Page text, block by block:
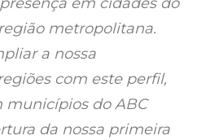
metropolitana.
a nossa
com este perfil,
municípios do ABC
da nossa primeira